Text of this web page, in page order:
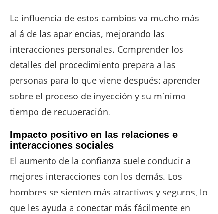
La influencia de estos cambios va mucho más
allá de las apariencias, mejorando las
interacciones personales. Comprender los
detalles del procedimiento prepara a las
personas para lo que viene después: aprender
sobre el proceso de inyección y su mínimo
tiempo de recuperación.
Impacto positivo en las relaciones e
interacciones sociales
El aumento de la confianza suele conducir a
mejores interacciones con los demás. Los
hombres se sienten más atractivos y seguros, lo
que les ayuda a conectar más fácilmente en